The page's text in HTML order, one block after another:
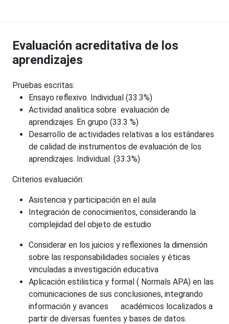
Evaluación acreditativa de los
aprendizajes
Pruebas escritas:
Ensayo reflexivo. Individual (33.3%)
Actividad analitica sobre evaluación de
aprendizajes. En grupo (33.3 %)
Desarrollo de actividades relativas a los estándares
de calidad de instrumentos de evaluación de los
aprendizajes. Individual. (33.3%)
Criterios evaluación:
Asistencia y participación en el aula
Integración de conocimientos, considerando la
complejidad del objeto de estudio
Considerar en los juicios y reflexiones la dimensión
sobre las responsabilidades sociales y éticas
vinculadas a investigación educativa
Aplicación estilistica y formal ( Normals APA) en las
comunicaciones de sus conclusiones, integrando
información y avances académicos localizados a
partir de diversas fuentes y bases de datos.